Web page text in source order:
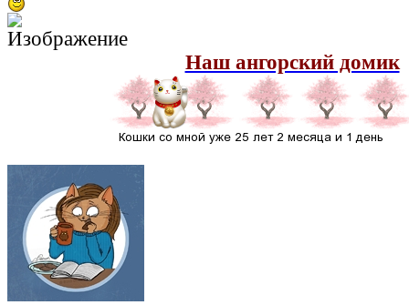
Наш ангорский домик